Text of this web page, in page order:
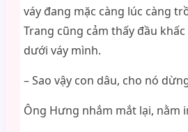
váy đang mặc càng lúc càng
Trang cũng cảm thấy đầu
dưới váy mình.
– Sao vậy con dâu, cho nó
Ông Hưng nhắm mắt lại, nằm